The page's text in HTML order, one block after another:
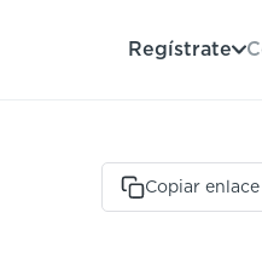
Regístrate
Copiar enlace